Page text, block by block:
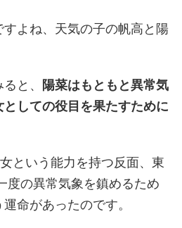
よね、天気の子の帆高と陽
と、 陽菜はもともと異常気
しての役目を果たすために
という能力を持つ反面、東
度の異常気象を鎮めるため
命があったのです。